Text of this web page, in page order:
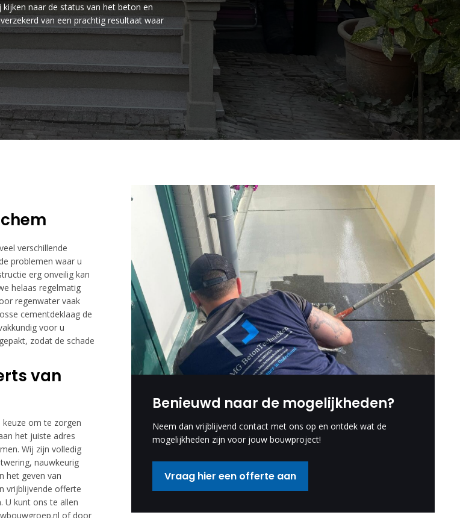
naar de status van het beton en
van een prachtig resultaat waar
verschillende
problemen waar u
erg onveilig kan
helaas regelmatig
regenwater vaak
cementdeklaag de
voor u
zodat de schade
van
keuze om te zorgen
het juiste adres
Wij zijn volledig
nauwkeurig
het geven van
vrijblijvende offerte
U kunt ons te allen
of door
Benieuwd naar de mogelijkheden?
Neem dan vrijblijvend contact met ons op en ontdek wat de
mogelijkheden zijn voor jouw bouwproject!
Vraag hier een offerte aan